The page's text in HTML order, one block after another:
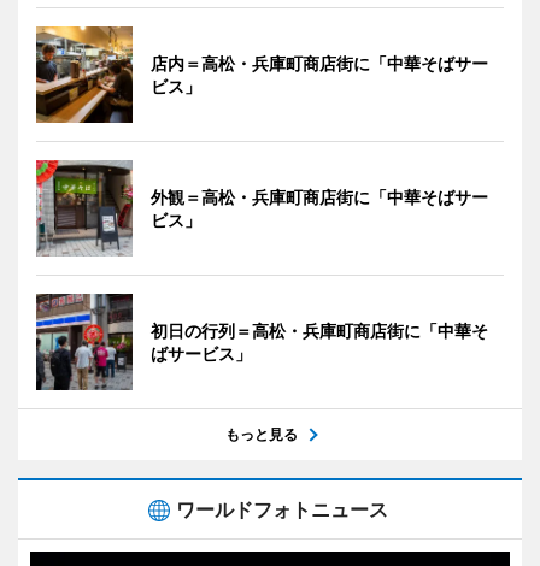
店内＝高松・兵庫町商店街に「中華そばサー
ビス」
外観＝高松・兵庫町商店街に「中華そばサー
ビス」
初日の行列＝高松・兵庫町商店街に「中華そ
ばサービス」
もっと見る
ワールドフォトニュース